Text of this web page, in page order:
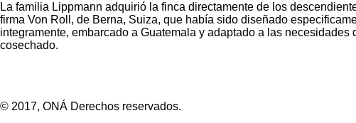
La familia Lippmann adquirió la finca directamente de los
firma Von Roll, de Berna, Suiza, que había sido diseñado
integramente, embarcado a Guatemala y adaptado a las
cosechado.
© 2017, ONÁ Derechos reservados.